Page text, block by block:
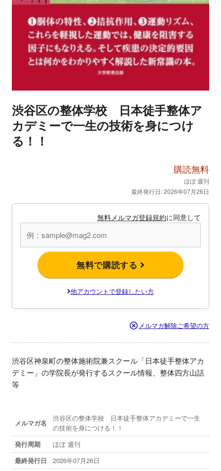
渋谷区の整体学校 日本徒手整体ア
カデミーで一生の技術を身につけ
る！！
購読無料
ほぼ 週刊
最終発行日: 2026年07月26日
無料メルマガ登録規約に同意して
無料で購読する
他アカウントで登録したい方
メルマガ解除ご希望の方
渋谷区神泉町の整体施術院兼スクール「日本徒手整体アカ
デミー」の学院長が発行するスクール情報、整体四方山話
等
メルマガ名
渋谷区の整体学校 日本徒手整体アカデミーで一生
の技術を身につける！！
発行周期
ほぼ 週刊
最終発行日
2026年07月26日